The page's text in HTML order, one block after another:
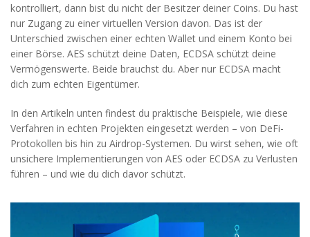
kontrolliert, dann bist du nicht der Besitzer deiner Coins. Du hast
nur Zugang zu einer virtuellen Version davon. Das ist der
Unterschied zwischen einer echten Wallet und einem Konto bei
einer Börse. AES schützt deine Daten, ECDSA schützt deine
Vermögenswerte. Beide brauchst du. Aber nur ECDSA macht
dich zum echten Eigentümer.
In den Artikeln unten findest du praktische Beispiele, wie diese
Verfahren in echten Projekten eingesetzt werden – von DeFi-
Protokollen bis hin zu Airdrop-Systemen. Du wirst sehen, wie oft
unsichere Implementierungen von AES oder ECDSA zu Verlusten
führen – und wie du dich davor schützt.